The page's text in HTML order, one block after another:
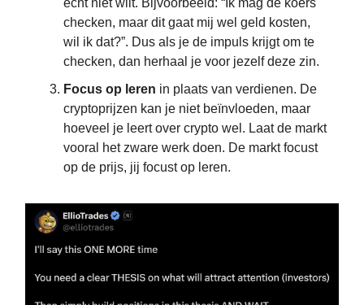
checken, maar dit gaat mij wel geld kosten,
wil ik dat?”. Dus als je de impuls krijgt om te
checken, dan herhaal je voor jezelf deze zin.
Focus op leren in plaats van verdienen. De
cryptoprijzen kan je niet beïnvloeden, maar
hoeveel je leert over crypto wel. Laat de markt
vooral het zware werk doen. De markt focust
op de prijs, jij focust op leren.